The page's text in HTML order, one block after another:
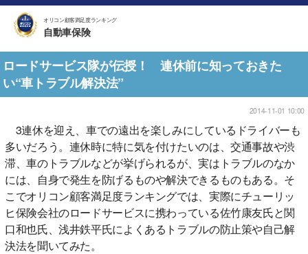
オリコン顧客満足度ランキング
自動車保険
ロードサービス隊が伝授！ 連休前に知っておきた
い“車トラブル解決法”
2014-11-01 10:00
3連休を迎え、車での遠出を楽しみにしているドライバーも
多いだろう。連休時に特に気を付けたいのは、交通事故や渋
滞、車のトラブルなどが挙げられるが、実はトラブルのなか
には、自身で発生を防げるものや解決できるものもある。そ
こでオリコン顧客満足度ランキングでは、実際にチューリッ
ヒ保険会社のロードサービスに携わっている佐竹康友氏と関
口和也氏、浅井鉄平氏によくあるトラブルの防止策や自己解
決法を聞いてみた。